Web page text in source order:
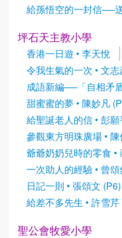
給孫悟空的一封信──
坪石天主教小學
香港一日遊 • 李天悅
令我生氣的一次 • 文
成語新編──「自相矛
甜蜜蜜的夢 • 陳妙凡
給聖誕老人的信 • 彭
參觀東方明珠廣場 •
爺爺奶奶兒時的零食 •
一次助人的經驗 • 曾
日記一則 • 張頌文 (P6)
給差不多先生 • 許雪芹
聖公會牧愛小學